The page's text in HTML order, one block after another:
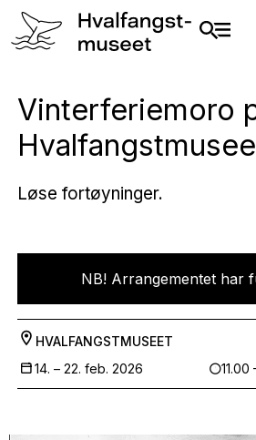
Vinterferiemoro
Løse fortøyninger.
NB! Arrangementet har
HVALFANGSTMUSEET
14. – 22. feb. 2026 11.00